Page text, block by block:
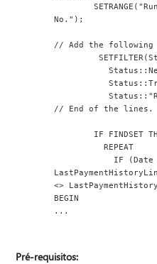
        SETRANGE("Run No.","Payment History"."Run
No.");
// Add the
// End of the lines.
IF FINDSET
          REPEAT
<>
BEGIN
...
Pré-requisitos: